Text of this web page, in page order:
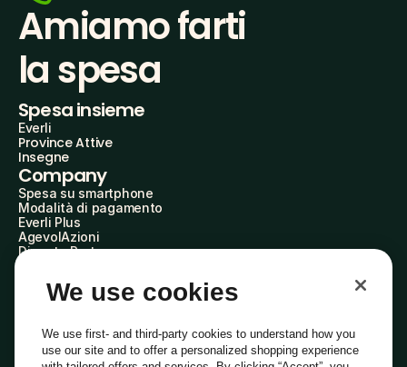
Amiamo farti
la spesa
Spesa insieme
Everli
Province Attive
Insegne
Company
Spesa su smartphone
Modalità di pagamento
Everli Plus
AgevolAzioni
Diventa Partner
Everli Shoppers
About Us
Everli News
Domande frequenti
Lavora con noi
We use cookies
We use first- and third-party cookies to understand how you
use our site and to offer a personalized shopping experience